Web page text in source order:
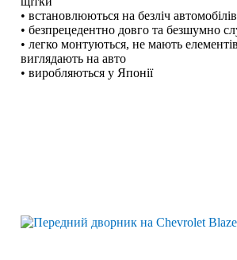
• встановлюються на безліч
• безпрецедентно довго та безшумно
• легко монтуються, не мають
виглядають на авто
• виробляються у Японії